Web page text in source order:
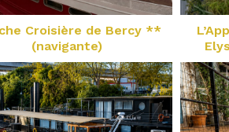
Croisière de Bercy **
(navigante)